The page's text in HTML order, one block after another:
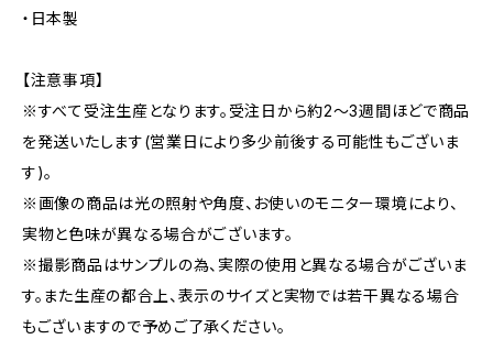
・日本製
【注意事項】
※すべて受注生産となります。受注日から約2～3週間ほどで商品
を発送いたします(営業日により多少前後する可能性もございま
す)。
※画像の商品は光の照射や角度、お使いのモニター環境により、
実物と色味が異なる場合がございます。
※撮影商品はサンプルの為、実際の使用と異なる場合がございま
す。また生産の都合上、表示のサイズと実物では若干異なる場合
もございますので予めご了承ください。